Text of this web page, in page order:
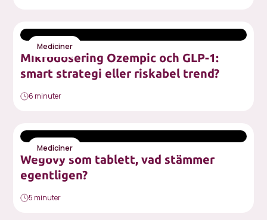
Mediciner
Mikrodosering Ozempic och GLP-1:
smart strategi eller riskabel trend?
6 minuter
Mediciner
Wegovy som tablett, vad stämmer
egentligen?
5 minuter